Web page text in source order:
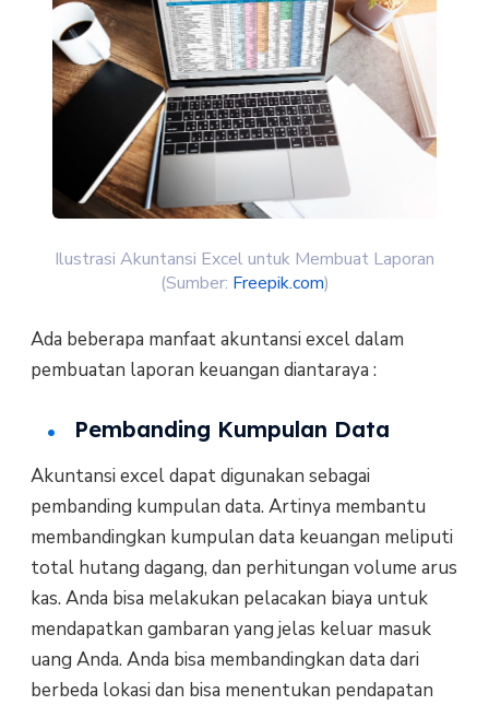
Ilustrasi Akuntansi Excel untuk Membuat Laporan
(Sumber: Freepik.com)
Ada beberapa manfaat akuntansi excel dalam
pembuatan laporan keuangan diantaraya :
Pembanding Kumpulan Data
Akuntansi excel dapat digunakan sebagai
pembanding kumpulan data. Artinya membantu
membandingkan kumpulan data keuangan meliputi
total hutang dagang, dan perhitungan volume arus
kas. Anda bisa melakukan pelacakan biaya untuk
mendapatkan gambaran yang jelas keluar masuk
uang Anda. Anda bisa membandingkan data dari
berbeda lokasi dan bisa menentukan pendapatan